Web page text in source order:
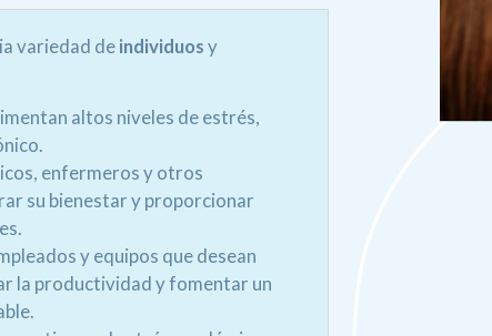
variedad deindividuosy
altos niveles de estrés,
enfermeros y otros
su bienestar y proporcionar
y equipos que desean
la productividad y fomentar un